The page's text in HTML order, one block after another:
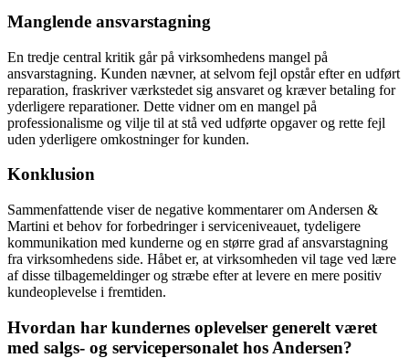
Manglende ansvarstagning
En tredje central kritik går på virksomhedens mangel på
ansvarstagning. Kunden nævner, at selvom fejl opstår efter en udført
reparation, fraskriver værkstedet sig ansvaret og kræver betaling for
yderligere reparationer. Dette vidner om en mangel på
professionalisme og vilje til at stå ved udførte opgaver og rette fejl
uden yderligere omkostninger for kunden.
Konklusion
Sammenfattende viser de negative kommentarer om Andersen &
Martini et behov for forbedringer i serviceniveauet, tydeligere
kommunikation med kunderne og en større grad af ansvarstagning
fra virksomhedens side. Håbet er, at virksomheden vil tage ved lære
af disse tilbagemeldinger og stræbe efter at levere en mere positiv
kundeoplevelse i fremtiden.
Hvordan har kundernes oplevelser generelt været
med salgs- og servicepersonalet hos Andersen?